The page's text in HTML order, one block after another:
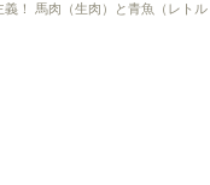
！ 馬肉（生肉）と青魚（レト